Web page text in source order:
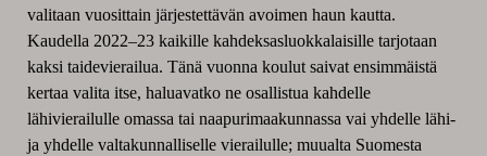
valitaan vuosittain järjestettävän avoimen haun kautta.
Kaudella 2022–23 kaikille kahdeksasluokkalaisille tarjotaan
kaksi taidevierailua. Tänä vuonna koulut saivat ensimmäistä
kertaa valita itse, haluavatko ne osallistua kahdelle
lähivierailulle omassa tai naapurimaakunnassa vai yhdelle lähi-
ja yhdelle valtakunnalliselle vierailulle; muualta Suomesta